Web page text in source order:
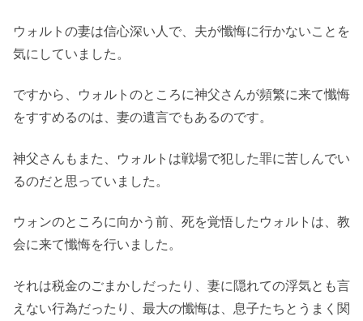
ウォルトの妻は信心深い人で、夫が懺悔に行かないことを
気にしていました。
ですから、ウォルトのところに神父さんが頻繁に来て懺悔
をすすめるのは、妻の遺言でもあるのです。
神父さんもまた、ウォルトは戦場で犯した罪に苦しんでい
るのだと思っていました。
ウォンのところに向かう前、死を覚悟したウォルトは、教
会に来て懺悔を行いました。
それは税金のごまかしだったり、妻に隠れての浮気とも言
えない行為だったり、最大の懺悔は、息子たちとうまく関